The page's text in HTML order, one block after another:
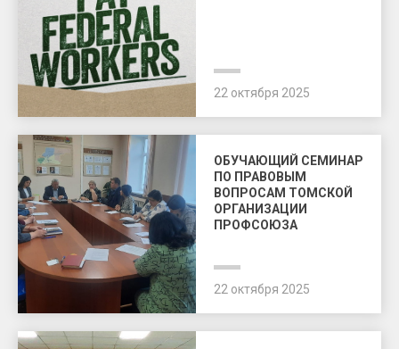
22 октября 2025
ОБУЧАЮЩИЙ СЕМИНАР
ПО ПРАВОВЫМ
ВОПРОСАМ ТОМСКОЙ
ОРГАНИЗАЦИИ
ПРОФСОЮЗА
22 октября 2025